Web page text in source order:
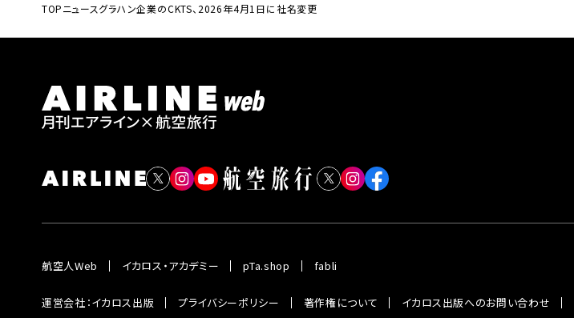
TOPニュースグラハン企業のCKTS、2026年4月1日に社名変更
航空人Web イカロス・アカデミー pTa.shop fabli
運営会社：イカロス出版 プライバシーポリシー 著作権について イカロス出版へのお問い合わせ